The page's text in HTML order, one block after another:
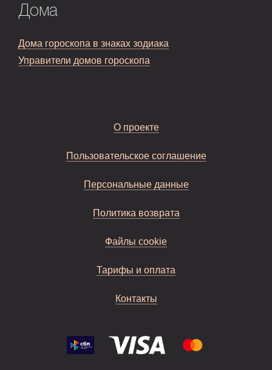
Дома
Дома гороскопа в знаках зодиака
Управители домов гороскопа
О проекте
Пользовательское соглашение
Персональные данные
Политика возврата
Файлы cookie
Тарифы и оплата
Контакты